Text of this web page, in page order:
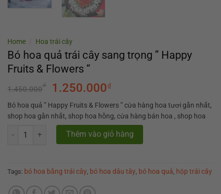
Home / Hoa trái cây
Bó hoa quả trái cây sang trọng ” Happy
Fruits & Flowers “
1.450.000₫ 1.250.000₫
Bó hoa quả ” Happy Fruits & Flowers ” cửa hàng hoa tươi gần nhất,
shop hoa gần nhất, shop hoa hồng, cửa hàng bán hoa , shop hoa
Bó hoa quả trái cây sang trọng " Happy Fruits & Flowers " quantity
Thêm vào giỏ hàng
Tags: bó hoa bằng trái cây, bó hoa dâu tây, bó hoa quả, hộp trái cây